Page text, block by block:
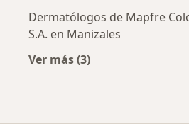
Dermatólogos de Mapfre
S.A. en Manizales
Ver más (3)